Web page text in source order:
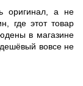
оригинал, а не
где этот товар
в магазине
вовсе не